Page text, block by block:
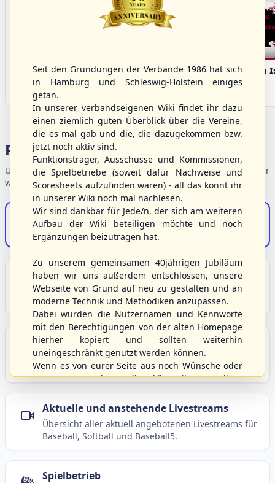
Bargenstedt
Beavers
Elmshorn Alligators Fehmarn
Portalbereiche
Übersicht der Verbandsbereiche – wählen Sie einen Einstieg für
weiterführende Informationen.
S/HBV-Shop
Der Onlineshop des S/HBV
Unser Sport
Grundlagen und Hintergründe zu Baseball, Softball
und Baseball5.
Berichte und Neuigkeiten
Aktuelle Meldungen, Berichte und Nachrichten aus
dem S/HBV, Deutschland und der Welt.
Aktuelle und anstehende Livestreams
Übersicht aller aktuell angebotenen Livestreams für
Baseball, Softball und Baseball5.
Spielbetrieb
Seit den Gründungen der Verbände 1986 hat sich
in Hamburg und Schleswig-Holstein einiges
getan.
In unserer verbandseigenen Wiki findet ihr dazu
einen ziemlich guten Überblick über die Vereine,
die es mal gab und die, die dazugekommen bzw.
jetzt noch aktiv sind.
Funktionsträger, Ausschüsse und Kommissionen,
die Spielbetriebe (soweit dafür Nachweise und
Scoresheets aufzufinden waren) - all das könnt ihr
in unserer Wiki noch mal nachlesen.
Wir sind dankbar für Jede/n, der sicham weiteren
Aufbau der Wiki beteiligen möchte und noch
Ergänzungen beizutragen hat.
Zu unserem gemeinsamen 40jährigen Jubiläum
haben wir uns außerdem entschlossen, unsere
Webseite von Grund auf neu zu gestalten und an
moderne Technik und Methodiken anzupassen.
Dabei wurden die Nutzernamen und Kennworte
mit den Berechtigungen von der alten Homepage
hierher kopiert und sollten weiterhin
uneingeschränkt genutzt werden können.
Wenn es von eurer Seite aus noch Wünsche oder
Anregungen geben sollte, könnt ihr uns diese
gerne an die Verbandsadresseinfo@shbvnet.de
schicken.